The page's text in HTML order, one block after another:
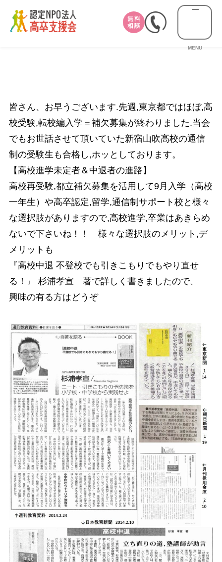
無料
相談
MENU
皆さん、お早うございます.先週,東京都ではほぼ,高
校受験,転校編入学＝補欠募集が終わりました.当会
でもお世話させて頂いていた新宿山吹高校の通信
制の受験生も合格し,ホッとしております。
【高校進学未定者＆中退者の進路】
高校再受験,都立補欠募集を活用して9月入学（高校
一年生）や高卒認定,留学,通信制サポート校と様々
な選択肢がありますので,高校進学,卒業はあきらめ
ないで下さいね！！ 様々な選択肢のメリット,デ
メリットも
『高校中退 不登校でも引きこもりでもやり直せ
る！』 杉浦孝宣 著で詳しく書きましたので、
興味の有る方はどうぞ